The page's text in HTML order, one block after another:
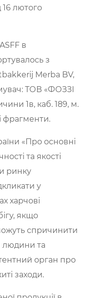
16 лютого
в
з
Merba BV,
ТОВ «ФОЗЗІ
1в, каб. 189, м.
фрагменти.
«Про основні
та якості
ринку
у
харчові
якщо
спричинити
людини та
орган про
заходи.